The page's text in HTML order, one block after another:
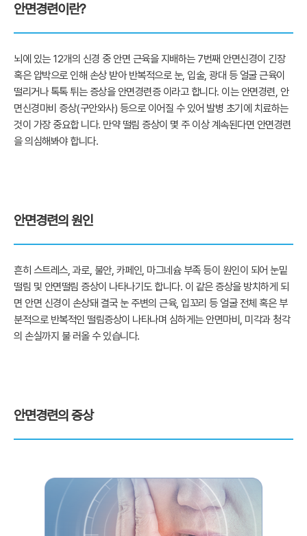
안면경련이란?
뇌에 있는 12개의 신경 중 안면 근육을 지배하는 7번째 안면신경이 긴장
혹은 압박으로 인해 손상 받아 반복적으로 눈, 입술, 광대 등 얼굴 근육이
떨리거나 톡톡 튀는 증상을 안면경련증 이라고 합니다. 이는 안면경련, 안
면신경마비 증상(구안와사) 등으로 이어질 수 있어 발병 초기에 치료하는
것이 가장 중요합 니다. 만약 떨림 증상이 몇 주 이상 계속된다면 안면경련
을 의심해봐야 합니다.
안면경련의 원인
흔히 스트레스, 과로, 불안, 카페인, 마그네슘 부족 등이 원인이 되어 눈밑
떨림 및 안면떨림 증상이 나타나기도 합니다. 이 같은 증상을 방치하게 되
면 안면 신경이 손상돼 결국 눈 주변의 근육, 입꼬리 등 얼굴 전체 혹은 부
분적으로 반복적인 떨림증상이 나타나며 심하게는 안면마비, 미각과 청각
의 손실까지 불 러올 수 있습니다.
안면경련의 증상